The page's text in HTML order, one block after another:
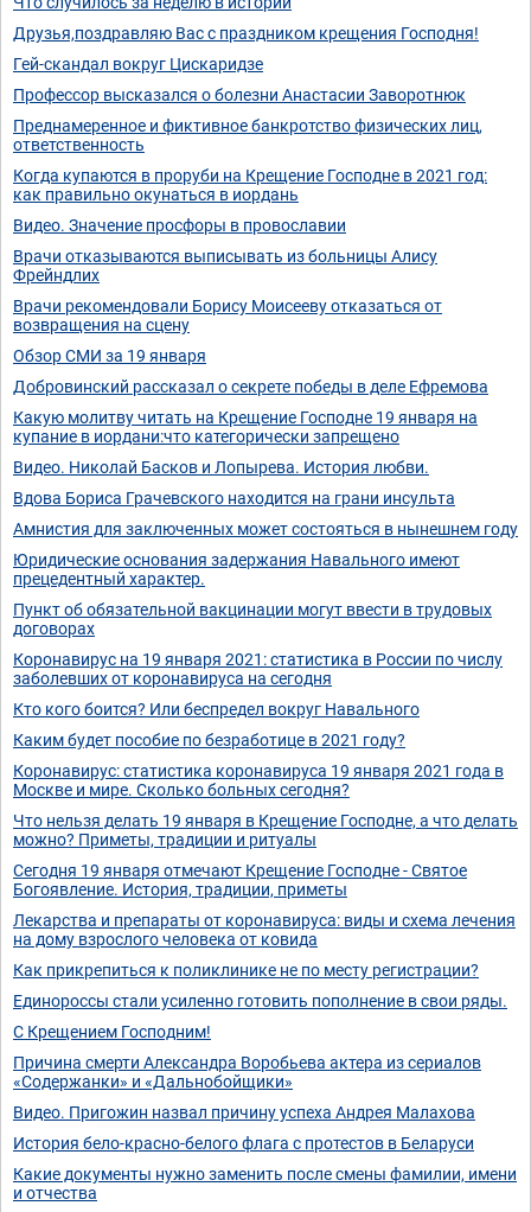
Друзья,поздравляю Вас с праздником крещения Господня!
Гей-скандал вокруг Цискаридзе
Профессор высказался о болезни Анастасии Заворотнюк
Преднамеренное и фиктивное банкротство физических лиц,
ответственность
Когда купаются в проруби на Крещение Господне в 2021 год:
как правильно окунаться в иордань
Видео. Значение просфоры в провославии
Врачи отказываются выписывать из больницы Алису
Фрейндлих
Врачи рекомендовали Борису Моисееву отказаться от
возвращения на сцену
Обзор СМИ за 19 января
Добровинский рассказал о секрете победы в деле Ефремова
Какую молитву читать на Крещение Господне 19 января на
купание в иордани:что категорически запрещено
Видео. Николай Басков и Лопырева. История любви.
Вдова Бориса Грачевского находится на грани инсульта
Амнистия для заключенных может состояться в нынешнем году
Юридические основания задержания Навального имеют
прецедентный характер.
Пункт об обязательной вакцинации могут ввести в трудовых
договорах
Коронавирус на 19 января 2021: статистика в России по числу
заболевших от коронавируса на сегодня
Кто кого боится? Или беспредел вокруг Навального
Каким будет пособие по безработице в 2021 году?
Коронавирус: статистика коронавируса 19 января 2021 года в
Москве и мире. Сколько больных сегодня?
Что нельзя делать 19 января в Крещение Господне, а что делать
можно? Приметы, традиции и ритуалы
Сегодня 19 января отмечают Крещение Господне - Святое
Богоявление. История, традиции, приметы
Лекарства и препараты от коронавируса: виды и схема лечения
на дому взрослого человека от ковида
Как прикрепиться к поликлинике не по месту регистрации?
Единороссы стали усиленно готовить пополнение в свои ряды.
С Крещением Господним!
Причина смерти Александра Воробьева актера из сериалов
«Содержанки» и «Дальнобойщики»
Видео. Пригожин назвал причину успеха Андрея Малахова
История бело-красно-белого флага с протестов в Беларуси
Какие документы нужно заменить после смены фамилии, имени
и отчества